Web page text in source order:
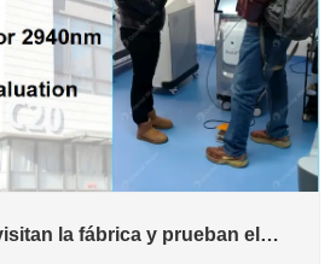
la fábrica y prueban el